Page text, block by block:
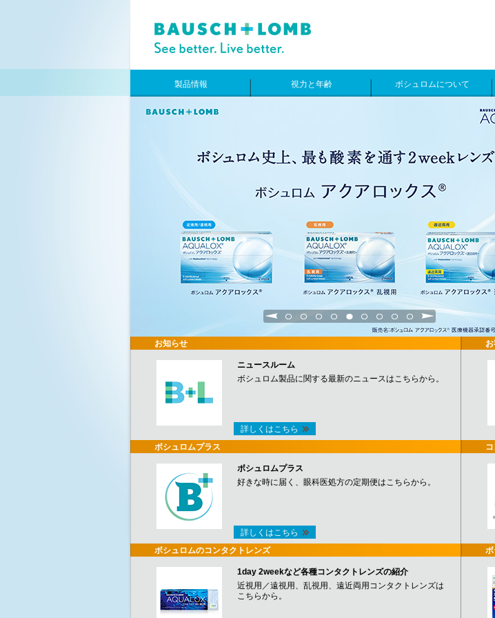
製品情報 視力と年齢 ボシュロムについて
1 2 3 4 5 6 7 8 9
お知らせ
ニュースルーム
ボシュロム製品に関する最新のニュースはこちらから。
詳しくはこちら
ボシュロムプラス
ボシュロムプラス
好きな時に届く、眼科医処方の定期便はこちらから。
詳しくはこちら
ボシュロムのコンタクトレンズ
1day 2weekなど各種コンタクトレンズの紹介
近視用／遠視用、乱視用、遠近両用コンタクトレンズは
こちらから。
ボ